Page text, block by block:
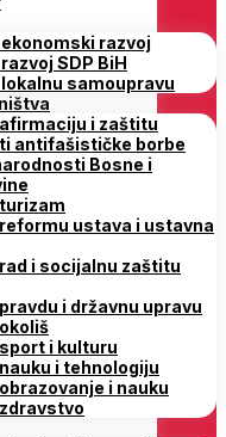
razvoj
SDP BiH
samoupravu
i zaštitu
antifašističke borbe
Bosne i
ustava i ustavna
i socijalnu zaštitu
i državnu upravu
i kulturu
i tehnologiju
i nauku